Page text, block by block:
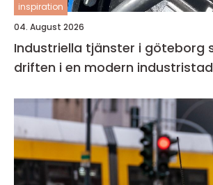
inspiration
04. August 2026
Industriella tjänster i göteborg så säkras
driften i en modern industristad